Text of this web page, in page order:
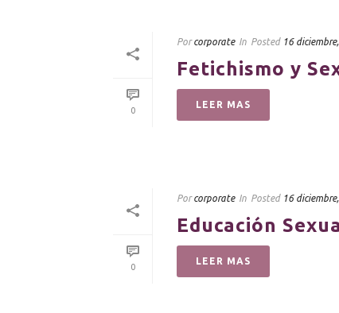
0
Por corporate In Posted 16
Fetichismo y
LEER MAS
0
Por corporate In Posted 16
Educación
LEER MAS